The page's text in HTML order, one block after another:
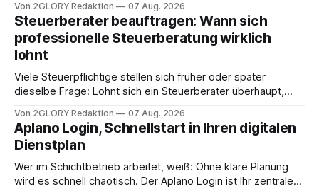
angewiesen ist, stellt sich für Familien eine schwierige
Frage: Muss die Versorgung dauerhaft in der Klinik bleiben –
oder ist ein Leben zu Hause möglich? Die außerklinische
Intensivpflege bietet genau diese Alternative: Sie
Von 2GLORY Redaktion 07 Aug. 2026
Steuerberater beauftragen: Wann sich
professionelle Steuerberatung wirklich
lohnt
Viele Steuerpflichtige stellen sich früher oder später
dieselbe Frage: Lohnt sich ein Steuerberater überhaupt,
erledigen? Die kurze Antwort: Bei einfachen
Einkommensverhältnissen reicht häufig eine Steuersoftware
aus – sobald jedoch mehrere Einkunftsarten
zusammentreffen oder größere finanzielle Veränderungen
anstehen, zahlt sich professionelle Unterstützung meist
Von 2GLORY Redaktion 07 Aug. 2026
Aplano Login, Schnellstart in Ihren digitalen
Dienstplan
Wer im Schichtbetrieb arbeitet, weiß: Ohne klare Planung
wird es schnell chaotisch. Der Aplano Login ist Ihr zentraler